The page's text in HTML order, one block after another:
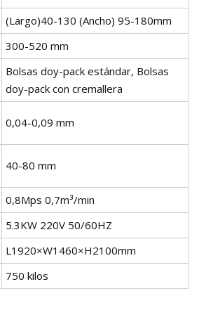
(Largo)40-130 (Ancho) 95-180mm
300-520 mm
Bolsas doy-pack estándar, Bolsas
doy-pack con cremallera
0,04-0,09 mm
40-80 mm
0,8Mps 0,7m³/min
5.3KW 220V 50/60HZ
L1920×W1460×H2100mm
750 kilos